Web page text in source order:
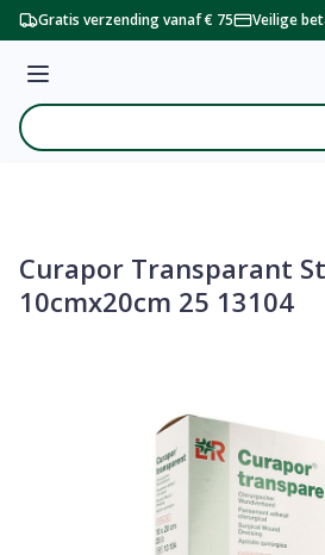
Ga naar de inhoud
Gratis verzending vanaf € 75 Veilige
Menu
Product, merk, categorie...
Curapor Transparant
10cmx20cm 25 13104